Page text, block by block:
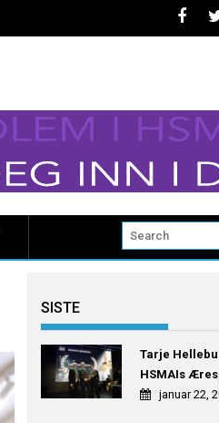
SISTE
Tarje
HSMAIs
januar 22,